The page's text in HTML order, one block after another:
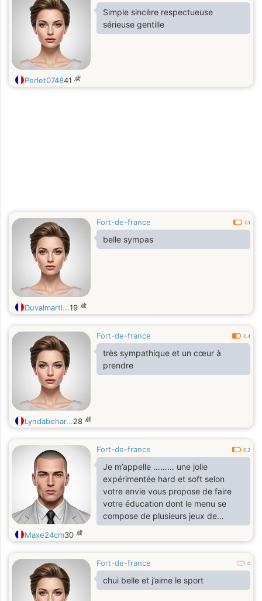
Simple sincère respectueuse
sérieuse gentille
Perlet074841 歳
Fort-de-france 0.1
belle sympas
Duvalmarti...19 歳
Fort-de-france 0.4
très sympathique et un cœur à
prendre
Lyndabehar...28 歳
Fort-de-france 0.2
Je m’appelle ……… une jolie
expérimentée hard et soft selon
votre envie vous propose de faire
votre éducation dont le menu se
compose de plusieurs jeux de
soumissions : Bondage ,balbusting
piétinement, Trampling ,Champagne
Fessée Humiliations verbales
Châtiment corporel Punition Travail
des Seins,des testicules Gode
Maxe24cm30 歳
Fort-de-france 0
chui belle et j’aime le sport